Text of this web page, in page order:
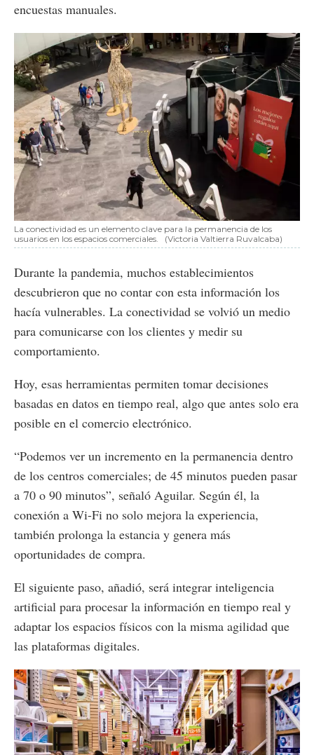
encuestas manuales.
La conectividad es un elemento clave para la permanencia de los
usuarios en los espacios comerciales.
(Victoria Valtierra Ruvalcaba)
Durante la pandemia, muchos establecimientos
descubrieron que no contar con esta información los
hacía vulnerables. La conectividad se volvió un medio
para comunicarse con los clientes y medir su
comportamiento.
Hoy, esas herramientas permiten tomar decisiones
basadas en datos en tiempo real, algo que antes solo era
posible en el comercio electrónico.
“Podemos ver un incremento en la permanencia dentro
de los centros comerciales; de 45 minutos pueden pasar
a 70 o 90 minutos”, señaló Aguilar. Según él, la
conexión a Wi-Fi no solo mejora la experiencia,
también prolonga la estancia y genera más
oportunidades de compra.
El siguiente paso, añadió, será integrar inteligencia
artificial para procesar la información en tiempo real y
adaptar los espacios físicos con la misma agilidad que
las plataformas digitales.